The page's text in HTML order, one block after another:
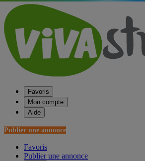
Favoris
Mon compte
Aide
Publier une annonce
Favoris
Publier une annonce